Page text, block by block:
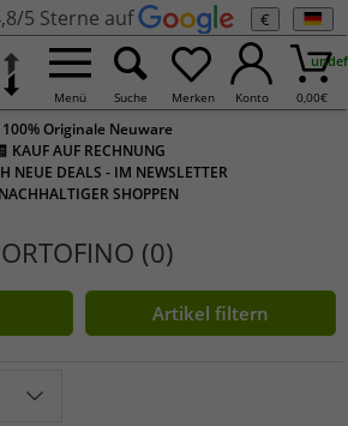
5 Sterne auf €
Menü Suche Merken Konto 0,00€
100% Originale Neuware
KAUF AUF RECHNUNG
NEUE DEALS - IM NEWSLETTER
SHOPPEN
(0)
Artikel filtern